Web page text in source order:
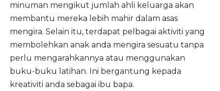
minuman mengikut jumlah ahli keluarga akan
membantu mereka lebih mahir dalam asas
mengira. Selain itu, terdapat pelbagai aktiviti yang
membolehkan anak anda mengira sesuatu tanpa
perlu mengarahkannya atau menggunakan
buku-buku latihan. Ini bergantung kepada
kreativiti anda sebagai ibu bapa.